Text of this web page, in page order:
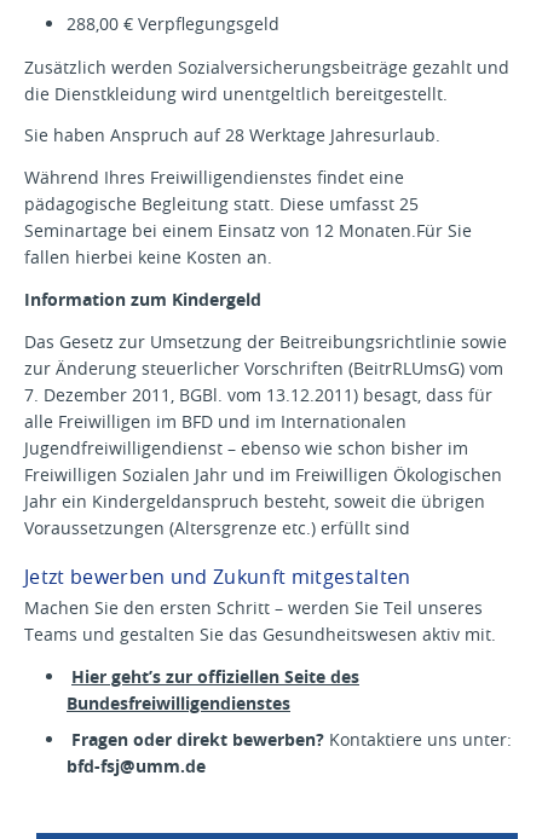
288,00 € Verpflegungsgeld
Zusätzlich werden Sozialversicherungsbeiträge gezahlt und
die Dienstkleidung wird unentgeltlich bereitgestellt.
Sie haben Anspruch auf 28 Werktage Jahresurlaub.
Während Ihres Freiwilligendienstes findet eine
pädagogische Begleitung statt. Diese umfasst 25
Seminartage bei einem Einsatz von 12 Monaten.Für Sie
fallen hierbei keine Kosten an.
Information zum Kindergeld
Das Gesetz zur Umsetzung der Beitreibungsrichtlinie sowie
zur Änderung steuerlicher Vorschriften (BeitrRLUmsG) vom
7. Dezember 2011, BGBl. vom 13.12.2011) besagt, dass für
alle Freiwilligen im BFD und im Internationalen
Jugendfreiwilligendienst – ebenso wie schon bisher im
Freiwilligen Sozialen Jahr und im Freiwilligen Ökologischen
Jahr ein Kindergeldanspruch besteht, soweit die übrigen
Voraussetzungen (Altersgrenze etc.) erfüllt sind
Jetzt bewerben und Zukunft mitgestalten
Machen Sie den ersten Schritt – werden Sie Teil unseres
Teams und gestalten Sie das Gesundheitswesen aktiv mit.
Hier geht’s zur offiziellen Seite des
Bundesfreiwilligendienstes
Fragen oder direkt bewerben? Kontaktiere uns unter:
bfd-fsj@umm.de